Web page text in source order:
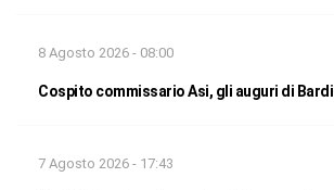
8 Agosto 2026 - 08:00
Cospito commissario Asi, gli auguri di Bardi
7 Agosto 2026 - 17:43